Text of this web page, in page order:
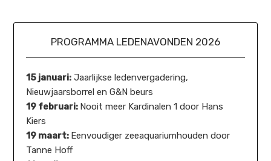
PROGRAMMA LEDENAVONDEN 2026
15 januari: Jaarlijkse ledenvergadering,
Nieuwjaarsborrel en G&N beurs
19 februari: Nooit meer Kardinalen 1 door Hans
Kiers
19 maart: Eenvoudiger zeeaquariumhouden door
Tanne Hoff